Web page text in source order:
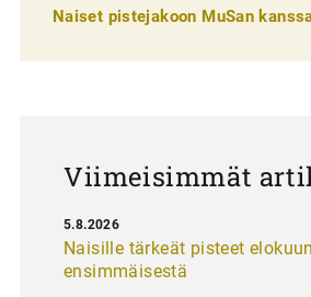
e
Naiset pistejakoon MuSan
Viimeisimmät
Naisille tärkeät pisteet elokuun
ensimmäisestä
5.8.2026